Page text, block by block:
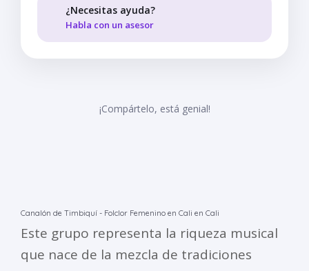
¿Necesitas ayuda?
Habla con un asesor
¡Compártelo, está genial!
Canalón de Timbiquí - Folclor Femenino en Cali en Cali
Este grupo representa la riqueza musical
que nace de la mezcla de tradiciones